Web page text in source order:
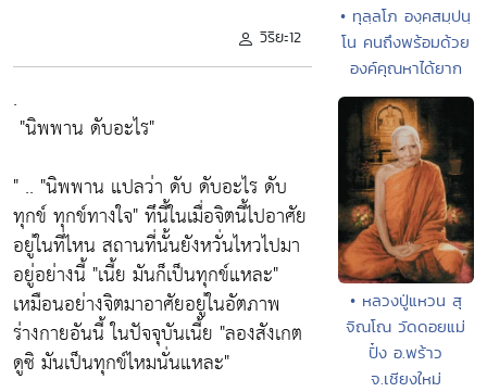
วิริยะ12
.
"นิพพาน ดับอะไร"
" .. "นิพพาน แปลว่า ดับ ดับอะไร ดับ
ทุกข์ ทุกข์ทางใจ"ทึนี้ในเมื่อจิตนี้ไปอาศัย
อยู่ในที่ไหน สถานที่นั้นยังหวั่นไหวไปมา
อยู่อย่างนี้ "เนี้ย มันก็เป็นทุกข์แหละ"
เหมือนอย่างจิตมาอาศัยอยู่ในอัตภาพ
ร่างกายอันนี้ ในปัจจุบันเนี้ย "ลองสังเกต
ดูซิ มันเป็นทุกข์ไหมนั่นแหละ"
• ทุลฺลโภ องฺคสมฺปนฺ
โน คนถึงพร้อมด้วย
องค์คุณหาได้ยาก
• หลวงปู่แหวน สุ
จิณโณ วัดดอยแม่
ปั๋ง อ.พร้าว
จ.เชียงใหม่